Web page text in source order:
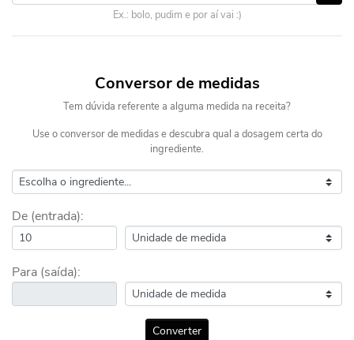
Ex.: bolo, pudim e por aí vai :)
Conversor de medidas
Tem dúvida referente a alguma medida na receita?
Use o conversor de medidas e descubra qual a dosagem certa do
ingrediente.
De (entrada):
Para (saída):
Converter